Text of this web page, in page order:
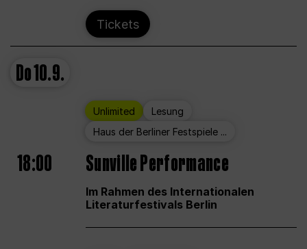
Tickets
Do10.9.
Unlimited
Lesung
Haus der Berliner Festspiele ...
18:00 Sunville Performance
Im Rahmen des Internationalen
Literaturfestivals Berlin